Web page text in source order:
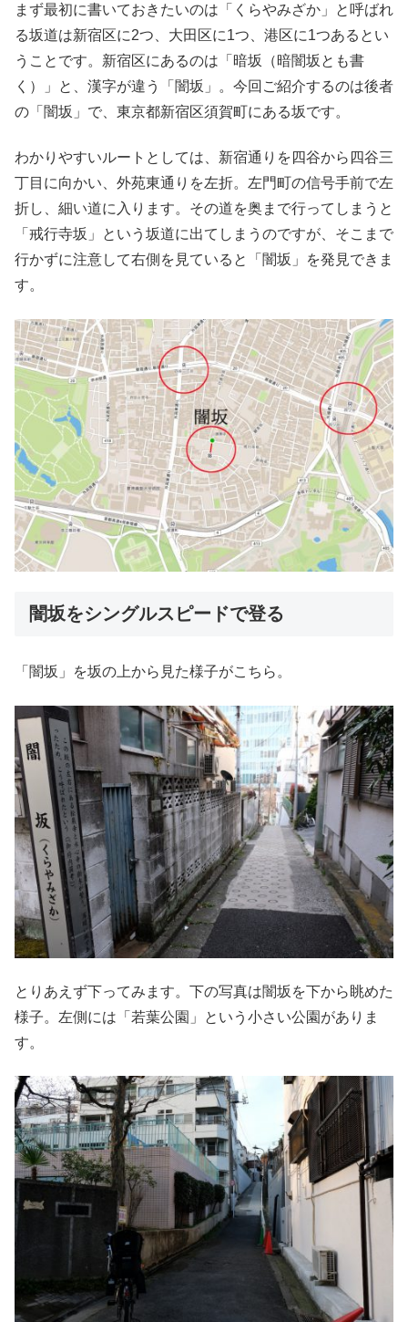
まず最初に書いておきたいのは「くらやみざか」と呼ばれ
る坂道は新宿区に2つ、大田区に1つ、港区に1つあるとい
うことです。新宿区にあるのは「暗坂（暗闇坂とも書
く）」と、漢字が違う「闇坂」。今回ご紹介するのは後者
の「闇坂」で、東京都新宿区須賀町にある坂です。
わかりやすいルートとしては、新宿通りを四谷から四谷三
丁目に向かい、外苑東通りを左折。左門町の信号手前で左
折し、細い道に入ります。その道を奥まで行ってしまうと
「戒行寺坂」という坂道に出てしまうのですが、そこまで
行かずに注意して右側を見ていると「闇坂」を発見できま
す。
闇坂をシングルスピードで登る
「闇坂」を坂の上から見た様子がこちら。
とりあえず下ってみます。下の写真は闇坂を下から眺めた
様子。左側には「若葉公園」という小さい公園がありま
す。